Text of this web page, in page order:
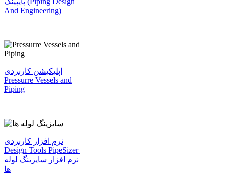
And Engineering)
اپلیکیشن کاربردی
Pressurre Vessels and
Piping
نرم افزار کاربردی
Design Tools PipeSizer |
نرم افزار سایزینگ لوله
ها